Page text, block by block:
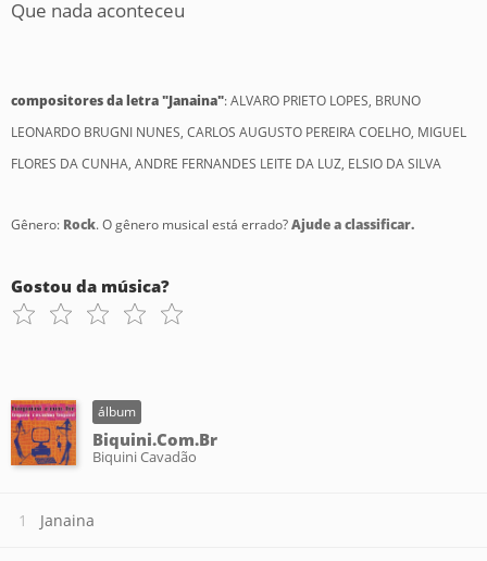
Que nada aconteceu
compositores da letra "Janaina": ALVARO PRIETO LOPES, BRUNO
LEONARDO BRUGNI NUNES, CARLOS AUGUSTO PEREIRA COELHO, MIGUEL
FLORES DA CUNHA, ANDRE FERNANDES LEITE DA LUZ, ELSIO DA SILVA
Gênero: Rock. O gênero musical está errado?Ajude a classificar.
Gostou da música?
álbum
Biquini.Com.Br
Biquini Cavadão
Janaina